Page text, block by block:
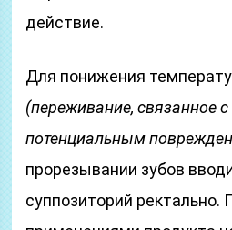
действие.
Для понижения
(переживание, связанное
потенциальным
прорезывании зубов
суппозиторий